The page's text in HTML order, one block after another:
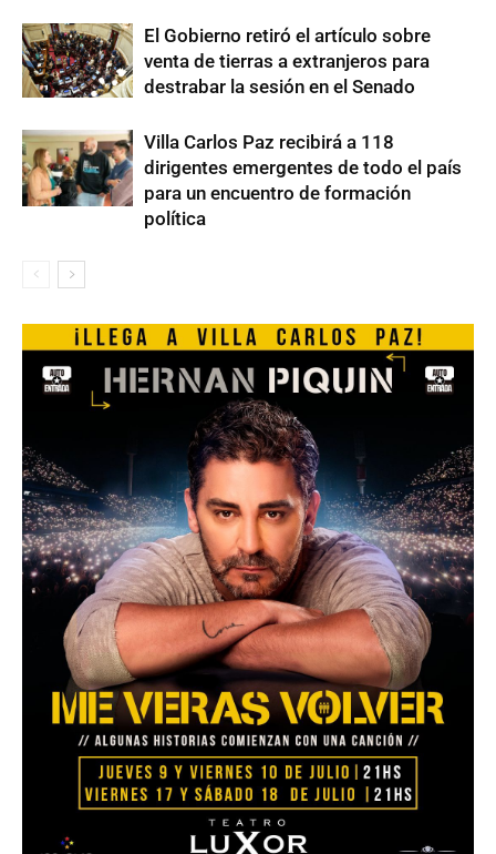
El Gobierno retiró el artículo sobre
venta de tierras a extranjeros para
destrabar la sesión en el Senado
Villa Carlos Paz recibirá a 118
dirigentes emergentes de todo el país
para un encuentro de formación
política